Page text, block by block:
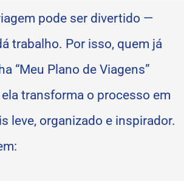
pode ser divertido —
trabalho. Por isso, quem já
“Meu Plano de Viagens”
transforma o processo em
leve, organizado e inspirador.